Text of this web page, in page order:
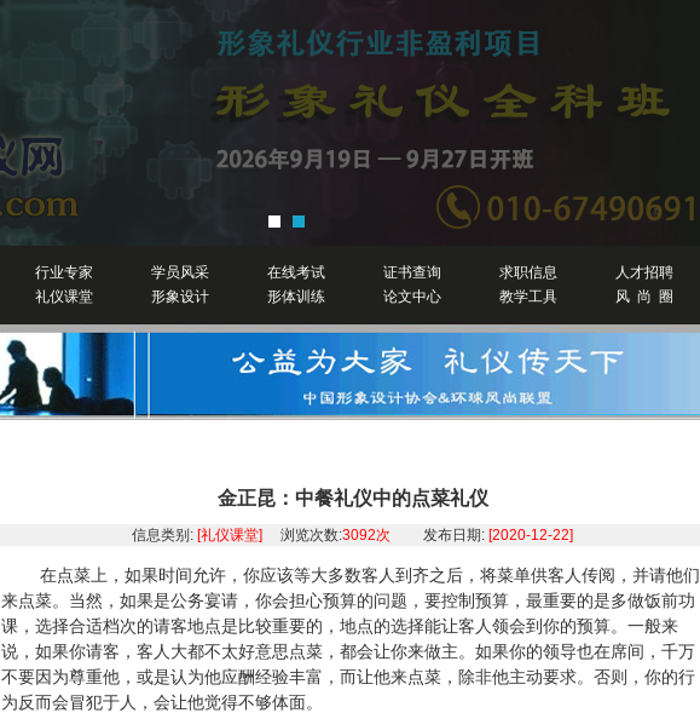
行业专家 学员风采 在线考试 证书查询 求职信息
人才招聘
礼仪课堂 形象设计 形体训练 论文中心 教学工具 风 尚 圈
金正昆：中餐礼仪中的点菜礼仪
信息类别: [礼仪课堂] 浏览次数:3092次 发布日期: [2020-12-22]
在点菜上，如果时间允许，你应该等大多数客人到齐之后，将菜单供客人传阅，并请他们
来点菜。当然，如果是公务宴请，你会担心预算的问题，要控制预算，最重要的是多做饭前功
课，选择合适档次的请客地点是比较重要的，地点的选择能让客人领会到你的预算。一般来
说，如果你请客，客人大都不太好意思点菜，都会让你来做主。如果你的领导也在席间，千万
不要因为尊重他，或是认为他应酬经验丰富，而让他来点菜，除非他主动要求。否则，你的行
为反而会冒犯于人，会让他觉得不够体面。